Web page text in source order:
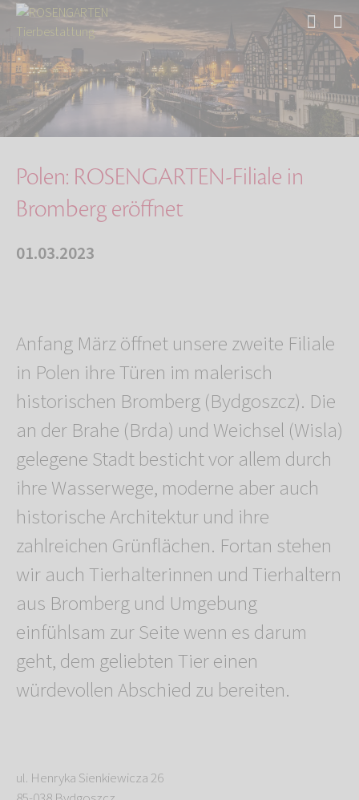
Start Über uns
Aktuelles
Polen: ROSENGARTEN-Filiale in Bromberg eröffn…
Polen: ROSENGARTEN-Filiale in
Bromberg eröffnet
01.03.2023
Anfang März öffnet unsere zweite Filiale
in Polen ihre Türen im malerisch
historischen Bromberg (Bydgoszcz). Die
an der Brahe (Brda) und Weichsel (Wisla)
gelegene Stadt besticht vor allem durch
ihre Wasserwege, moderne aber auch
historische Architektur und ihre
zahlreichen Grünflächen. Fortan stehen
wir auch Tierhalterinnen und Tierhaltern
aus Bromberg und Umgebung
einfühlsam zur Seite wenn es darum
geht, dem geliebten Tier einen
würdevollen Abschied zu bereiten.
ul. Henryka Sienkiewicza 26